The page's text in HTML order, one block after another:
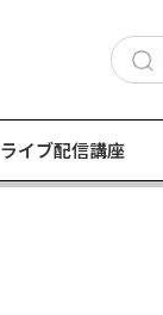
ライブ配信講座